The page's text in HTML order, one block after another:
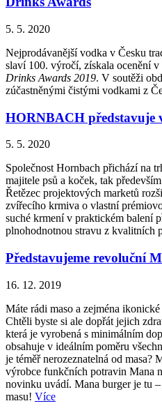
5. 5. 2020
Nejprodávanější vodka v Česku
slaví 100. výročí, získala ocenění v
Drinks Awards 2019. V soutěži
zúčastněnými čistými vodkami z
HORNBACH
5. 5. 2020
Společnost Hornbach přichází na
majitele psů a koček, tak
Řetězec projektových marketů
zvířecího krmiva o vlastní
suché krmení v praktickém balení
plnohodnotnou stravu z kvalitních
Představujeme revoluční
16. 12. 2019
Máte rádi maso a zejména
Chtěli byste si ale dopřát jejich
která je vyrobená s minimálním
obsahuje v ideálním poměru
je téměř nerozeznatelná od masa?
výrobce funkčních potravin Mana
novinku uvádí. Mana burger je tu
masu! Více